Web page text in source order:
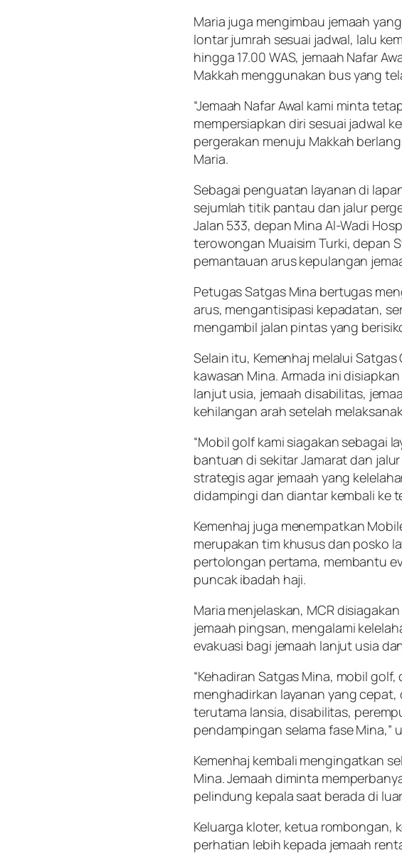
Maria juga mengimbau jemaah
lontar jumrah sesuai jadwal, lalu
hingga 17.00 WAS, jemaah Nafar
Makkah menggunakan bus yang
“Jemaah Nafar Awal kami minta
mempersiapkan diri sesuai jadwal
pergerakan menuju Makkah
Maria.
Sebagai penguatan layanan di
sejumlah titik pantau dan jalur
Jalan 533, depan Mina Al-Wadi
terowongan Muaisim Turki, depan
pemantauan arus kepulangan
Petugas Satgas Mina bertugas
arus, mengantisipasi kepadatan,
mengambil jalan pintas yang
Selain itu, Kemenhaj melalui
kawasan Mina. Armada ini
lanjut usia, jemaah disabilitas,
kehilangan arah setelah
“Mobil golf kami siagakan sebagai
bantuan di sekitar Jamarat dan
strategis agar jemaah yang
didampingi dan diantar kembali ke
Kemenhaj juga menempatkan
merupakan tim khusus dan posko
pertolongan pertama, membantu
puncak ibadah haji.
Maria menjelaskan, MCR
jemaah pingsan, mengalami
evakuasi bagi jemaah lanjut usia
“Kehadiran Satgas Mina, mobil
menghadirkan layanan yang
terutama lansia, disabilitas,
pendampingan selama fase Mina,”
Kemenhaj kembali mengingatkan
Mina. Jemaah diminta
pelindung kepala saat berada di
Keluarga kloter, ketua rombongan,
perhatian lebih kepada jemaah